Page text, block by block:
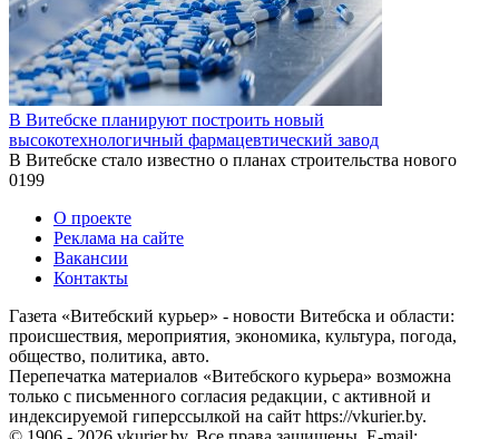
В Витебске планируют построить новый
высокотехнологичный фармацевтический завод
В Витебске стало известно о планах строительства нового
0199
О проекте
Реклама на сайте
Вакансии
Контакты
Газета «Витебский курьер» - новости Витебска и области:
происшествия, мероприятия, экономика, культура, погода,
общество, политика, авто.
Перепечатка материалов «Витебского курьера» возможна
только с письменного согласия редакции, с активной и
индексируемой гиперссылкой на сайт https://vkurier.by.